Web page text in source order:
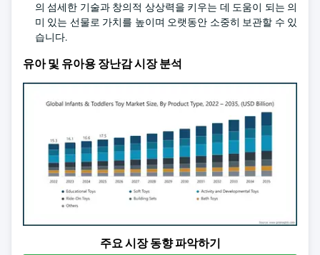
의 섬세한 기술과 창의적 상상력을 키우는 데 도움이 되는 의
미 있는 선물로 가치를 높이며 오랫동안 소중히 보관할 수 있
습니다.
유아 및 유아용 장난감 시장 분석
주요 시장 동향 파악하기